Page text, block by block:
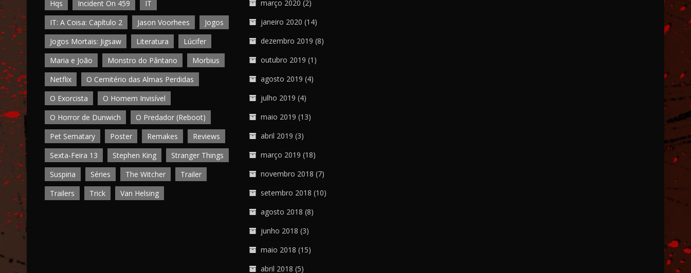
Hqs
Incident On 459
IT
IT: A Coisa: Capítulo 2
Jason Voorhees
Jogos
Jogos Mortais: Jigsaw
Literatura
Lúcifer
Maria e João
Monstro do Pântano
Morbius
Netflix
O Cemitério das Almas Perdidas
O Exorcista
O Homem Invisível
O Horror de Dunwich
O Predador (Reboot)
Pet Sematary
Poster Remakes
Reviews
Sexta-Feira 13
Stephen King
Stranger Things
Suspiria
Séries The Witcher
Trailer
Trailers
Trick Van Helsing
março 2020 (2)
janeiro 2020 (14)
dezembro 2019 (8)
outubro 2019 (1)
agosto 2019 (4)
julho 2019 (4)
maio 2019 (13)
abril 2019 (3)
março 2019 (18)
novembro 2018 (7)
setembro 2018 (10)
agosto 2018 (8)
junho 2018 (3)
maio 2018 (15)
abril 2018 (5)